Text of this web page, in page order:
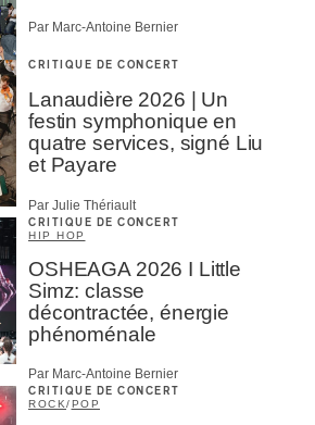
Par Marc-Antoine Bernier
CRITIQUE DE CONCERT
Lanaudière 2026 | Un
festin symphonique en
quatre services, signé Liu
et Payare
Par Julie Thériault
CRITIQUE DE CONCERT
HIP HOP
OSHEAGA 2026 I Little
Simz: classe
décontractée, énergie
phénoménale
Par Marc-Antoine Bernier
CRITIQUE DE CONCERT
ROCK/POP